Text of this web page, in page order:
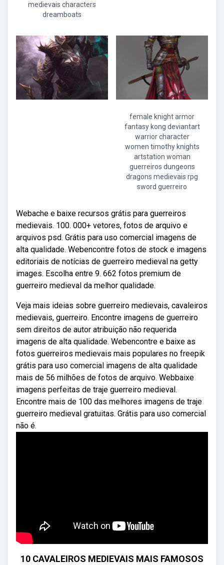
medievais characters
dreamboats
female knight armor
fantasy kong deviantart
warrior character
women timothy knights
artstation woman
guerreiros dungeons
dragons medievais rpg
sword guerreiro
Webache e baixe recursos grátis para guerreiros
medievais. 100. 000+ vetores, fotos de arquivo e
arquivos psd. Grátis para uso comercial imagens de
alta qualidade. Webencontre fotos de stock e imagens
editoriais de notícias de guerreiro medieval na getty
images. Escolha entre 9. 662 fotos premium de
guerreiro medieval da melhor qualidade.
Veja mais ideias sobre guerreiro medievais, cavaleiros
medievais, guerreiro. Encontre imagens de guerreiro
sem direitos de autor atribuição não requerida
imagens de alta qualidade. Webencontre e baixe as
fotos guerreiros medievais mais populares no freepik
grátis para uso comercial imagens de alta qualidade
mais de 56 milhões de fotos de arquivo. Webbaixe
imagens perfeitas de traje guerreiro medieval.
Encontre mais de 100 das melhores imagens de traje
guerreiro medieval gratuitas. Grátis para uso comercial
não é.
10 CAVALEIROS MEDIEVAIS MAIS FAMOSOS